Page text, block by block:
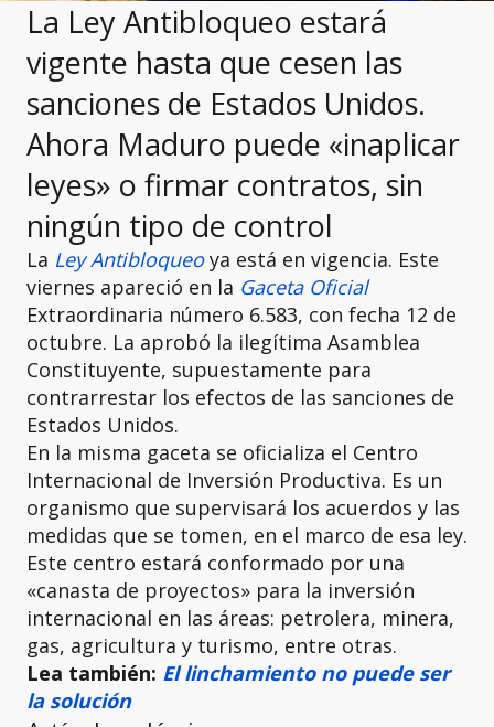
La Ley Antibloqueo estará
vigente hasta que cesen las
sanciones de Estados Unidos.
Ahora Maduro puede «inaplicar
leyes» o firmar contratos, sin
ningún tipo de control
La Ley Antibloqueoya está en vigencia. Este
viernes apareció en la Gaceta Oficial
Extraordinaria número 6.583, con fecha 12 de
octubre. La aprobó la ilegítima Asamblea
Constituyente, supuestamente para
contrarrestar los efectos de las sanciones de
Estados Unidos.
En la misma gaceta se oficializa el Centro
Internacional de Inversión Productiva. Es un
organismo que supervisará los acuerdos y las
medidas que se tomen, en el marco de esa ley.
Este centro estará conformado por una
«canasta de proyectos» para la inversión
internacional en las áreas: petrolera, minera,
gas, agricultura y turismo, entre otras.
Lea también: El linchamiento no puede ser
la solución